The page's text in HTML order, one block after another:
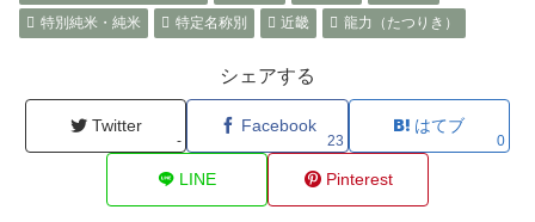
特別純米・純米
特定名称別 近畿 龍力（たつりき）
シェアする
Twitter
-
Facebook
23
はてブ
0
LINE Pinterest